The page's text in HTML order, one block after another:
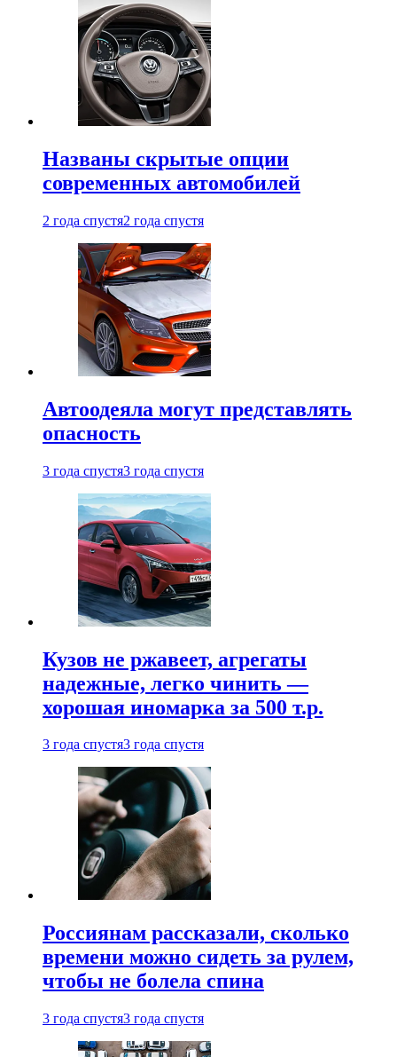
Названы скрытые опции
современных автомобилей
2 года спустя2 года спустя
Автоодеяла могут представлять
опасность
3 года спустя3 года спустя
Кузов не ржавеет, агрегаты
надежные, легко чинить —
хорошая иномарка за 500 т.р.
3 года спустя3 года спустя
Россиянам рассказали, сколько
времени можно сидеть за рулем,
чтобы не болела спина
3 года спустя3 года спустя